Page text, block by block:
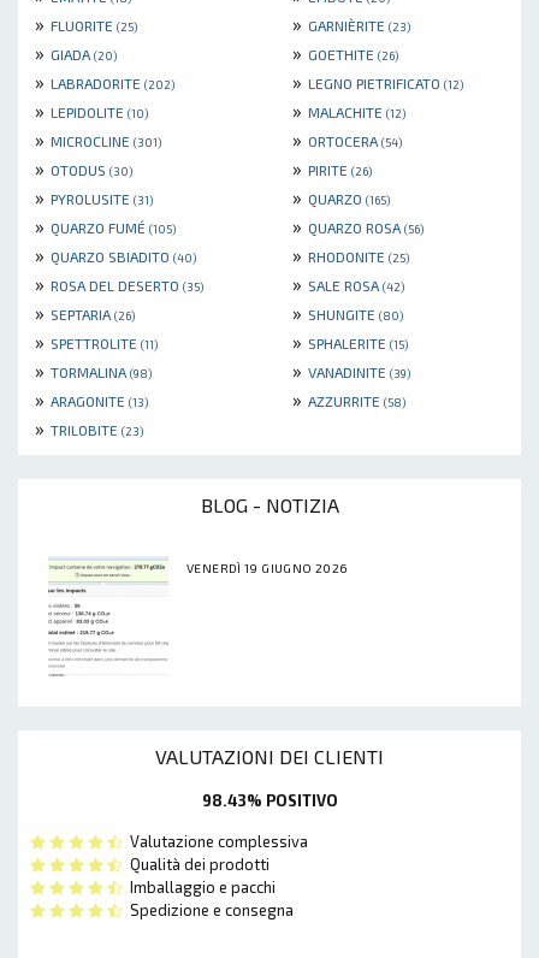
» FLUORITE (25) » GARNIÈRITE (23)
» GIADA (20) » GOETHITE (26)
» LABRADORITE (202) » LEGNO PIETRIFICATO (12)
» LEPIDOLITE (10) » MALACHITE (12)
» MICROCLINE (301) » ORTOCERA (54)
» OTODUS (30) » PIRITE (26)
» PYROLUSITE (31) » QUARZO (165)
» QUARZO FUMÉ (105) » QUARZO ROSA (56)
» QUARZO SBIADITO (40) » RHODONITE (25)
» ROSA DEL DESERTO (35) » SALE ROSA (42)
» SEPTARIA (26) » SHUNGITE (80)
» SPETTROLITE (11) » SPHALERITE (15)
» TORMALINA (98) » VANADINITE (39)
» ARAGONITE (13) » AZZURRITE (58)
» TRILOBITE (23)
BLOG - NOTIZIA
VENERDÌ 19 GIUGNO 2026
VALUTAZIONI DEI CLIENTI
98.43% POSITIVO
Valutazione complessiva
Qualità dei prodotti
Imballaggio e pacchi
Spedizione e consegna